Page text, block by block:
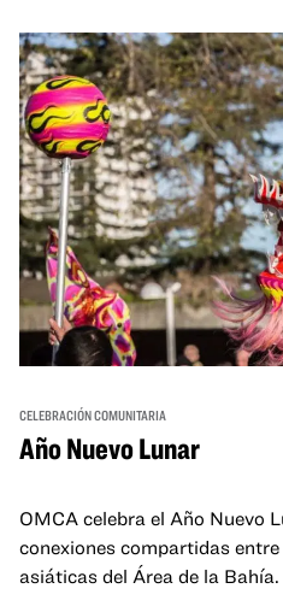
CELEBRACIÓN COMUNITARIA
Año Nuevo Lunar
OMCA celebra el Año Nuevo
conexiones compartidas
asiáticas del Área de la